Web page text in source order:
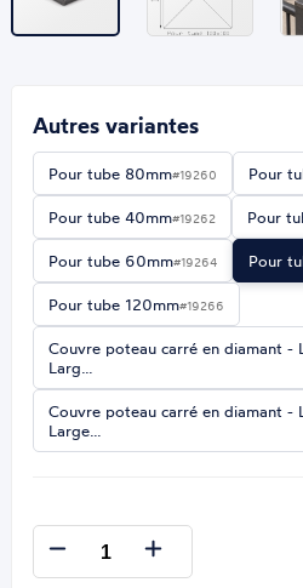
Autres variantes
Pour tube 80mm#19260 Pour
Pour tube 40mm#19262 Pour
Pour tube 60mm#19264 Pour
Pour tube 120mm#19266
Couvre poteau carré en diamant -
Larg…
Couvre poteau carré en diamant -
Large…